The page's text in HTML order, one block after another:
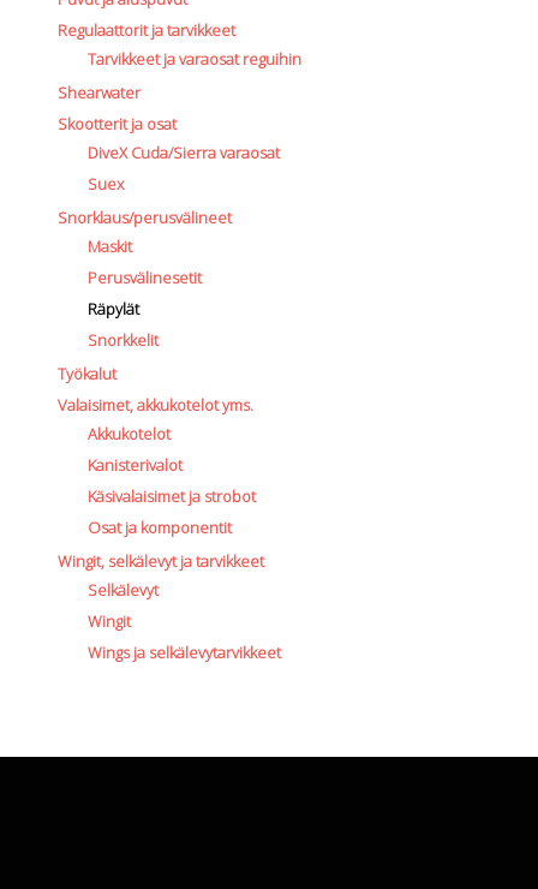
Regulaattorit ja tarvikkeet
Tarvikkeet ja varaosat reguihin
Shearwater
Skootterit ja osat
DiveX Cuda/Sierra varaosat
Suex
Snorklaus/perusvälineet
Maskit
Perusvälinesetit
Räpylät
Snorkkelit
Työkalut
Valaisimet, akkukotelot yms.
Akkukotelot
Kanisterivalot
Käsivalaisimet ja strobot
Osat ja komponentit
Wingit, selkälevyt ja tarvikkeet
Selkälevyt
Wingit
Wings ja selkälevytarvikkeet